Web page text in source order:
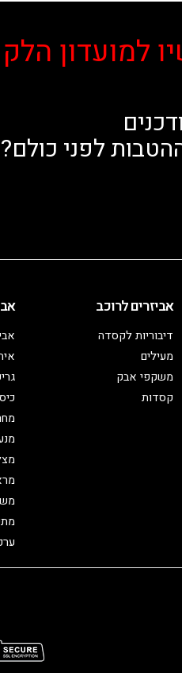
למועדון
לפני כולם?
אביזרים לרוכב
דיבוריות לקסדה
מעילים
משקפי אבק
קסדות